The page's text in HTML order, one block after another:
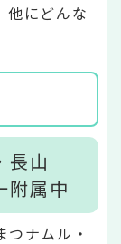
他にどんな
長山
附属中
ナムル・